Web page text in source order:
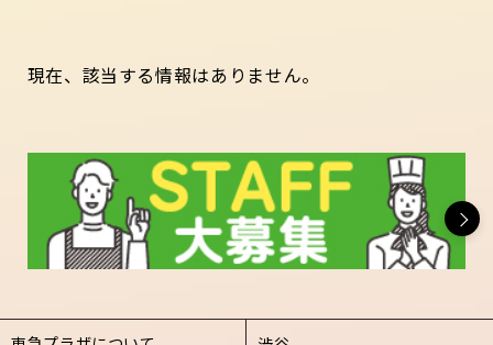
現在、該当する情報はありません。